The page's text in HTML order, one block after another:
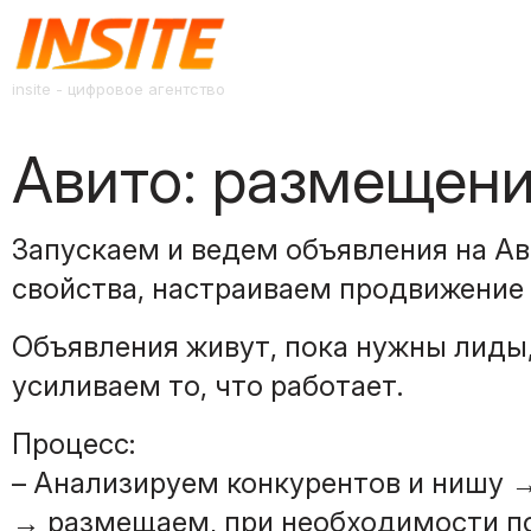
insite - цифровое агентство
Авито:
Запускаем и ведем объявления на
свойства, настраиваем
Объявления живут, пока нужны
усиливаем то, что работает.
Процесс:
– Анализируем конкурентов и нишу
→ размещаем, при необходимости